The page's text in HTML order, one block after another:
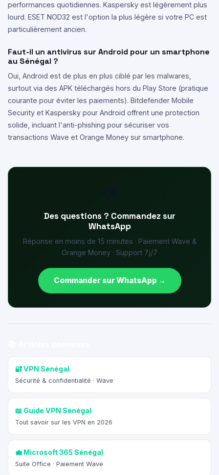
performances quotidiennes. Kaspersky est légèrement plus
lourd. ESET NOD32 est l'option la plus légère si votre PC est
particulièrement ancien.
Faut-il un antivirus sur Android pour un smartphone
au Sénégal ?
Oui, Android est de plus en plus ciblé par les malwares,
surtout via des APK téléchargés hors du Play Store (pratique
courante pour éviter les paiements). Bitdefender Mobile
Security et Kaspersky pour Android offrent une protection
solide, incluant l'anti-phishing pour sécuriser vos
transactions Wave et Orange Money sur smartphone.
Des questions ? Commandez sur
WhatsApp
Réponse en moins de 15 minutes · Paiement Wave &
Orange Money · Support 7j/7
Commander sur WhatsApp →
🔐 VPN Sénégal
Sécurité & confidentialité · Wave
📖 Guide VPN Sénégal
Tout savoir sur les VPN en 2026
💼 Microsoft 365 Sénégal
Suite Office · Paiement Wave